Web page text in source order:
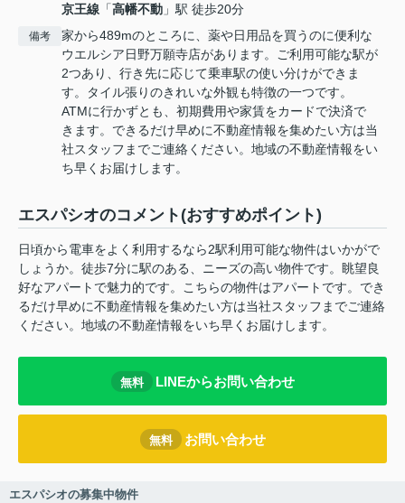
京王線 「高幡不動 」駅 徒歩20分
備考
家から489mのところに、薬や日用品を買うのに便利な
ウエルシア日野万願寺店があります。ご利用可能な駅が
2つあり、行き先に応じて乗車駅の使い分けができま
す。タイル張りのきれいな外観も特徴の一つです。
ATMに行かずとも、初期費用や家賃をカードで決済で
きます。できるだけ早めに不動産情報を集めたい方は当
社スタッフまでご連絡ください。地域の不動産情報をい
ち早くお届けします。
エスパシオのコメント(おすすめポイント)
日頃から電車をよく利用するなら2駅利用可能な物件はいかがで
しょうか。徒歩7分に駅のある、ニーズの高い物件です。眺望良
好なアパートで魅力的です。こちらの物件はアパートです。でき
るだけ早めに不動産情報を集めたい方は当社スタッフまでご連絡
ください。地域の不動産情報をいち早くお届けします。
無料 LINEからお問い合わせ
無料 お問い合わせ
エスパシオの募集中物件